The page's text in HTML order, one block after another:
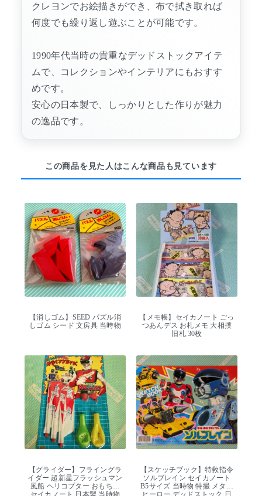
クレヨンでお絵描きができ、布で拭き取れば
何度でも繰り返し遊ぶことが可能です。
1990年代当時の貴重なデッドストックアイテ
ムで、コレクションやインテリアにもおすす
めです。
安心の日本製で、しっかりとした作りが魅力
の逸品です。
この商品を見た人はこんな商品も見ています
【消しゴム】SEED パズル消
しゴム シード 文房具 当時物
【メモ帳】セイカノート ごっ
つあんデス お札メモ 大相撲
旧札 30枚
【グライダー】フライングラ
イダー 超新星フラッシュマン
風船 ヘリコプター おもちゃ
セイカノート 日本製 当時物
【スケッチブック】特救指令
ソルブレイン セイカノート
B5サイズ 当時物 特撮 メタル
ヒーロー デッドストック 日